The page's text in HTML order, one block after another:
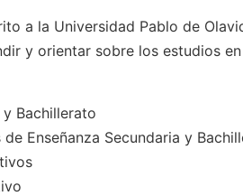
a la Universidad Pablo de
y orientar sobre los estudios
Bachillerato
Enseñanza Secundaria y